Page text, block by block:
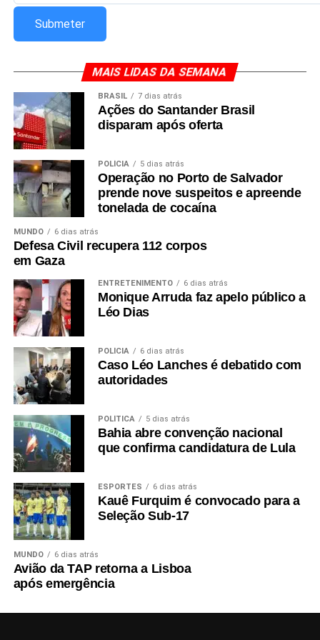
MAIS LIDAS DA SEMANA
BRASIL 7 dias atrás
Ações do Santander Brasil
disparam após oferta
POLÍCIA 5 dias atrás
Operação no Porto de Salvador
prende nove suspeitos e apreende
tonelada de cocaína
MUNDO 6 dias atrás
Defesa Civil recupera 112 corpos
em Gaza
ENTRETENIMENTO 6 dias atrás
Monique Arruda faz apelo público a
Léo Dias
POLÍCIA 6 dias atrás
Caso Léo Lanches é debatido com
autoridades
POLÍTICA 5 dias atrás
Bahia abre convenção nacional
que confirma candidatura de Lula
ESPORTES 6 dias atrás
Kauê Furquim é convocado para a
Seleção Sub-17
MUNDO 6 dias atrás
Avião da TAP retorna a Lisboa
após emergência